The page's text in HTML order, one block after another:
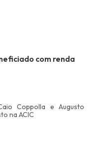
com renda
Coppolla e Augusto
na ACIC